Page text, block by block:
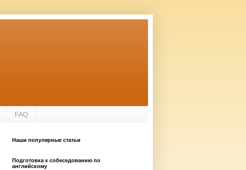
FAQ
Наши популярные статьи
Подготовка к собеседованию по
английскому